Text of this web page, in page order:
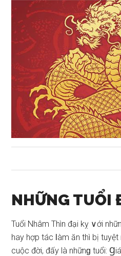
NHỮNG TUỔI
Tuổi Nhâm Thìn đại kỵ ∨ới
hay hợp tác Ɩàm ăn thì bị
cuộc đời, đấy là nhữnɡ tuổi: